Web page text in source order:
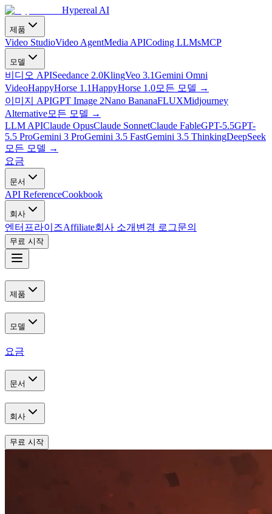
Hypereal AI
제품
Video StudioVideo AgentMedia APICoding LLMsMCP
모델
비디오 APISeedance 2.0KlingVeo 3.1Gemini Omni
VideoHappyHorse 1.1HappyHorse 1.0모든 모델 →
이미지 APIGPT Image 2Nano BananaFLUXMidjourney
Alternative모든 모델 →
LLM APIClaude OpusClaude SonnetClaude FableGPT-5.5GPT-
5.5 ProGemini 3 ProGemini 3.5 FastGemini 3.5 ThinkingDeepSeek
모든 모델 →
요금
문서
API ReferenceCookbook
회사
엔터프라이즈Affiliate회사 소개 변경 로그문의
무료 시작
제품
모델
요금
문서
회사
무료 시작